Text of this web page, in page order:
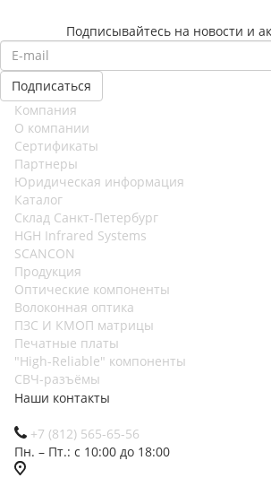
Подписывайтесь на новости и
Компания
О компании
Сертификаты
Партнеры
Юридическая информация
Каталог
Cклад Санкт-Петербург
HGH Infrared Systems
SCANCON
Продукция
Оптические компоненты
Волоконная оптика
ПЗС И КМОП матрицы
Печатные платы
"High-Reliable" компоненты
СВЧ-разъёмы
Наши контакты
+7 (812) 565-65-56
Пн. – Пт.: с 10:00 до 18:00